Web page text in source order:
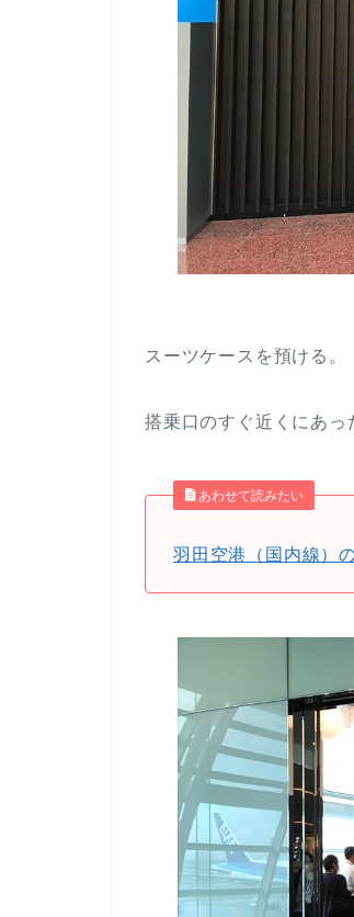
スーツケースを預ける。
搭乗口のすぐ近くにあっ
あわせて読みたい
羽田空港（国内線）